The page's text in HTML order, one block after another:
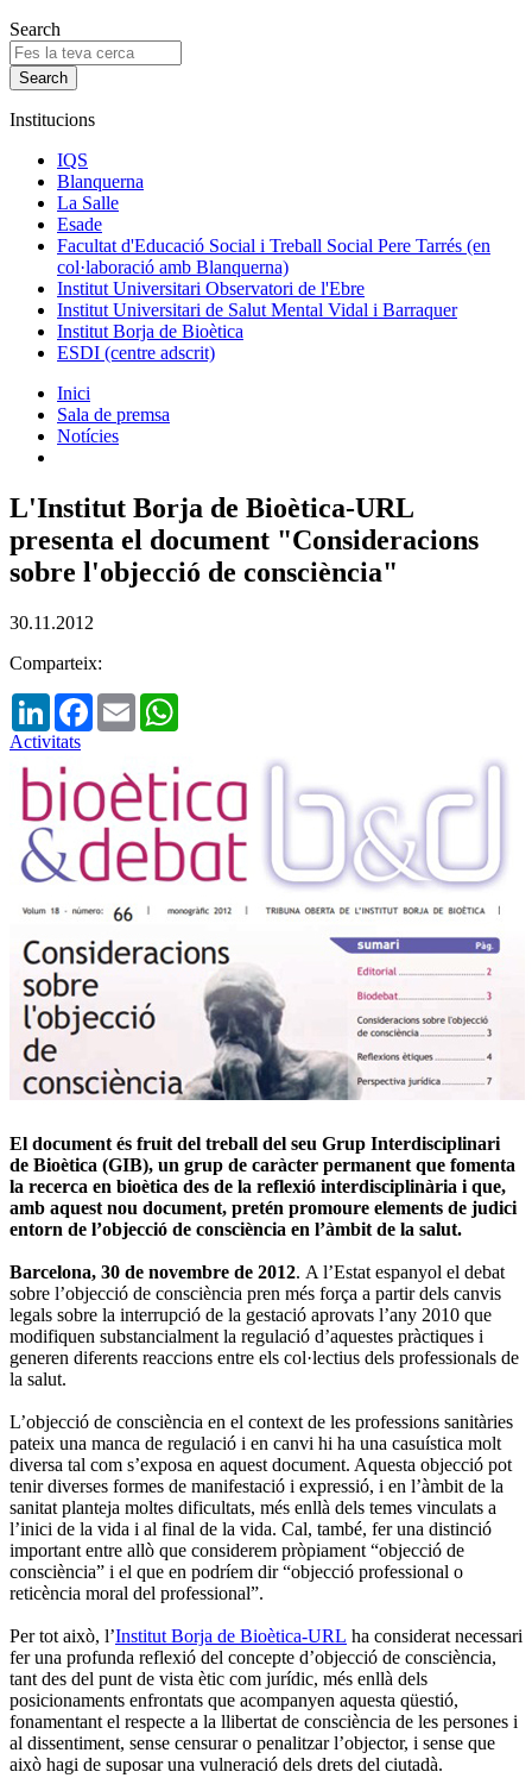
Search
Institucions
IQS
Blanquerna
La Salle
Esade
Facultat d'Educació Social i Treball Social Pere Tarrés (en
col·laboració amb Blanquerna)
Institut Universitari Observatori de l'Ebre
Institut Universitari de Salut Mental Vidal i Barraquer
Institut Borja de Bioètica
ESDI (centre adscrit)
Inici
Sala de premsa
Notícies
L'Institut Borja de Bioètica-URL
presenta el document "Consideracions
sobre l'objecció de consciència"
30.11.2012
Comparteix:
LinkedInFacebook
Email
Activitats
El document és fruit del treball del seu Grup Interdisciplinari
de Bioètica (GIB), un grup de caràcter permanent que fomenta
la recerca en bioètica des de la reflexió interdisciplinària i que,
amb aquest nou document, pretén promoure elements de judici
entorn de l’objecció de consciència en l’àmbit de la salut.
Barcelona, 30 de novembre de 2012. A l’Estat espanyol el debat
sobre l’objecció de consciència pren més força a partir dels canvis
legals sobre la interrupció de la gestació aprovats l’any 2010 que
modifiquen substancialment la regulació d’aquestes pràctiques i
generen diferents reaccions entre els col·lectius dels professionals de
la salut.
L’objecció de consciència en el context de les professions sanitàries
pateix una manca de regulació i en canvi hi ha una casuística molt
diversa tal com s’exposa en aquest document. Aquesta objecció pot
tenir diverses formes de manifestació i expressió, i en l’àmbit de la
sanitat planteja moltes dificultats, més enllà dels temes vinculats a
l’inici de la vida i al final de la vida. Cal, també, fer una distinció
important entre allò que considerem pròpiament “objecció de
consciència” i el que en podríem dir “objecció professional o
reticència moral del professional”.
Per tot això, l’Institut Borja de Bioètica-URL ha considerat necessari
fer una profunda reflexió del concepte d’objecció de consciència,
tant des del punt de vista ètic com jurídic, més enllà dels
posicionaments enfrontats que acompanyen aquesta qüestió,
fonamentant el respecte a la llibertat de consciència de les persones i
al dissentiment, sense censurar o penalitzar l’objector, i sense que
això hagi de suposar una vulneració dels drets del ciutadà.